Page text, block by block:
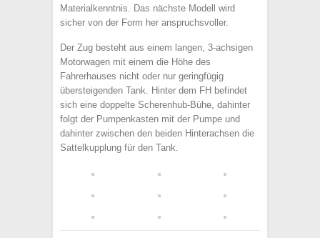
Materialkenntnis. Das nächste Modell wird
sicher von der Form her anspruchsvoller.
Der Zug besteht aus einem langen, 3-achsigen
Motorwagen mit einem die Höhe des
Fahrerhauses nicht oder nur geringfügig
übersteigenden Tank. Hinter dem FH befindet
sich eine doppelte Scherenhub-Bühe, dahinter
folgt der Pumpenkasten mit der Pumpe und
dahinter zwischen den beiden Hinterachsen die
Sattelkupplung für den Tank.